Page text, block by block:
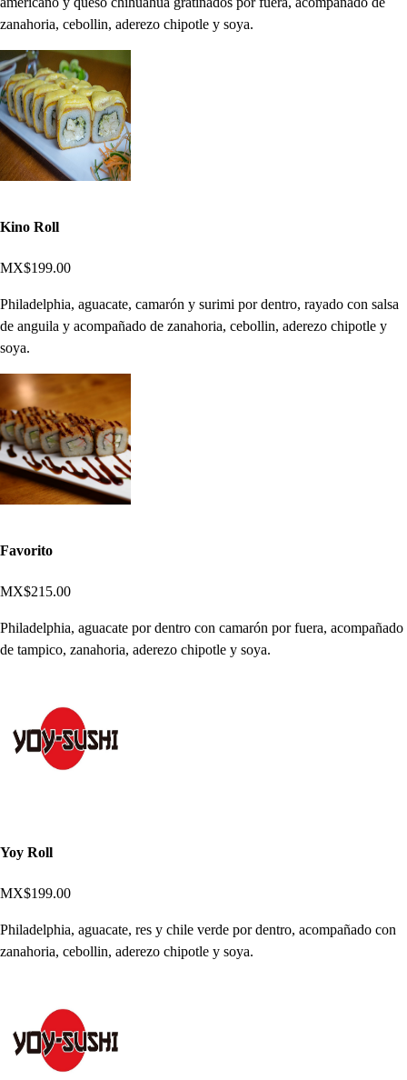
zanahoria, cebollin, aderezo chipotle y soya.
Kino Roll
MX$199.00
Philadelphia, aguacate, camarón y surimi por dentro, rayado con salsa
de anguila y acompañado de zanahoria, cebollin, aderezo chipotle y
soya.
Favorito
MX$215.00
Philadelphia, aguacate por dentro con camarón por fuera, acompañado
de tampico, zanahoria, aderezo chipotle y soya.
Yoy Roll
MX$199.00
Philadelphia, aguacate, res y chile verde por dentro, acompañado con
zanahoria, cebollin, aderezo chipotle y soya.